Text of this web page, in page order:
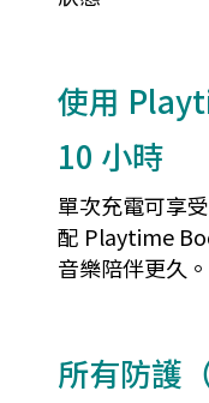
使用
10 小時
單次充電可享
配 Playtime
音樂陪伴更久。
所有防護